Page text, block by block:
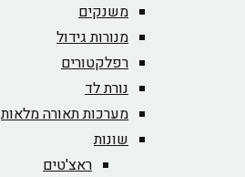
משנקים
מנורות גידול
רפלקטורים
נורת לד
מערכות תאורה מלאות
שונות
ראצ'טים